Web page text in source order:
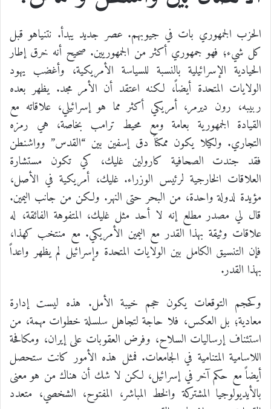
الحزب الجمهوري بات في جيوبهم. عصر جديد يبدأ. نتنياهو قبل
كل شيء؛ فهو جمهوري أكثر من الجمهوريين. صحيح أنه خرق إطار
الحيادية الإسرائيلية بالنسبة للسياسة الأمريكية، وأغضب يهود
الولايات المتحدة أيضاً، لكنه اعتقد أن الأمر مجد. يظهر بعده
ربيبه، رون ديرمر، أمريكي أكثر مما هو إسرائيلي، علاقاته مع
القيادة الجمهورية بعامة ومع محيط ترامب بخاصة، هي رمزه
التجاري. ولكيلا يكون ممكناً دق إسفين بين “القدس” وواشنطن
فقد جندت الصحافية كارولين غليك، كي تكون مستشارة
العلاقات الخارجية لرئيس الوزراء. غليك، أمريكية في الأصل،
مؤيدة لدولة واحدة، من البحر حتى النهر. ولكن من جانب اليمين.
قال لي مصدر مطلع إنه لا أحد مثل غليك، المتفوهة الفائقة، له
علاقات وثيقة بهذا القدر مع اليمين الأمريكي. مع منتخب كهذا،
فإن التنسيق الكامل بين الولايات المتحدة وإسرائيل لم يظهر واعداً
بهذا القدر.
وكحجم التوقعات يكون حجم خيبة الأمل. هذه ليست إدارة
معادية؛ بل العكس، فلا حاجة لتجاهل سلسلة خطوات مهمة، من
استئناف إرساليات السلاح، وفرض العقوبات على إيران، ومكافحة
اللاسامية المتنامية في الجامعات. فمثل هذه الأمور كانت ستحصل
أيضاً مع حكم آخر في إسرائيل، لكن لا شك أن هناك من هو معنى
بالأيديولوجيا المشتركة والخط المباشر، المفتوح، الشخصي، متعدد